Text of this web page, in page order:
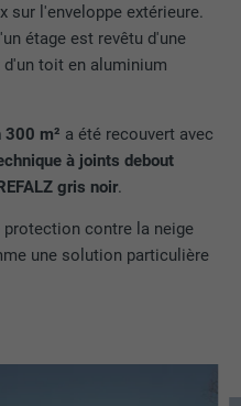
sur l'enveloppe extérieure.
étage est revêtu d'une
toit en aluminium
300 m² a été recouvert avec
à joints debout
gris noir.
protection contre la neige
une solution particulière